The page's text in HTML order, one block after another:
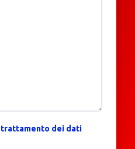
trattamento dei dati